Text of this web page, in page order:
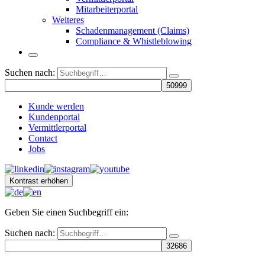
Mitarbeiterportal
Weiteres
Schadenmanagement (Claims)
Compliance & Whistleblowing
Suchen nach:
Kunde werden
Kundenportal
Vermittlerportal
Contact
Jobs
Kontrast erhöhen
Geben Sie einen Suchbegriff ein:
Suchen nach: